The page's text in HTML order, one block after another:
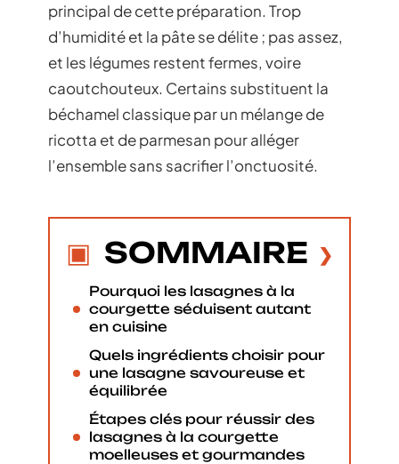
principal de cette préparation. Trop
d’humidité et la pâte se délite ; pas assez,
et les légumes restent fermes, voire
caoutchouteux. Certains substituent la
béchamel classique par un mélange de
ricotta et de parmesan pour alléger
l’ensemble sans sacrifier l’onctuosité.
SOMMAIRE
Pourquoi les lasagnes à la
courgette séduisent autant
en cuisine
Quels ingrédients choisir pour
une lasagne savoureuse et
équilibrée
Étapes clés pour réussir des
lasagnes à la courgette
moelleuses et gourmandes